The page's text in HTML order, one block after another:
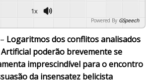
1x
Powered By GSpeech
– Logaritmos dos conflitos analisados
poderão brevemente se
imprescindível para o encontro
da insensatez belicista